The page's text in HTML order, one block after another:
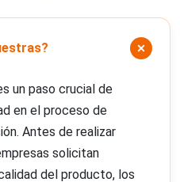
un paso crucial de
en el proceso de
Antes de realizar
solicitan
del producto, los